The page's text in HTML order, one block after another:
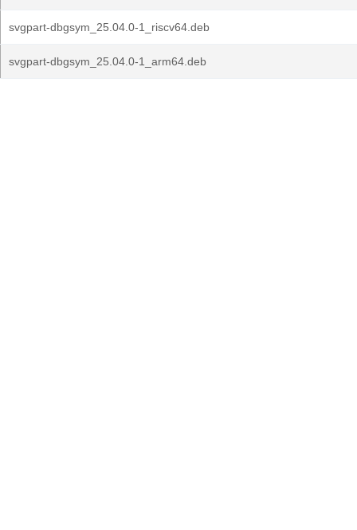
svgpart-dbgsym_25.04.0-1_riscv64.deb
svgpart-dbgsym_25.04.0-1_arm64.deb